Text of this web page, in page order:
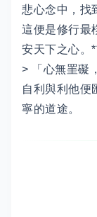
悲心念中，找
這便是修行最
安天下之心。
> 「心無罣礙
自利與利他便
寧的道途。